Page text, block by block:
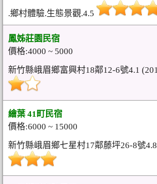
.鄉村體驗.生態景觀.4.5
鳳姊莊園民宿
價格:4000 ~ 5000
新竹縣峨眉鄉富興村18鄰12-6號4.1
繪葉 41町民宿
價格:6000 ~ 15000
新竹縣峨眉鄉七星村17鄰藤坪26-8號